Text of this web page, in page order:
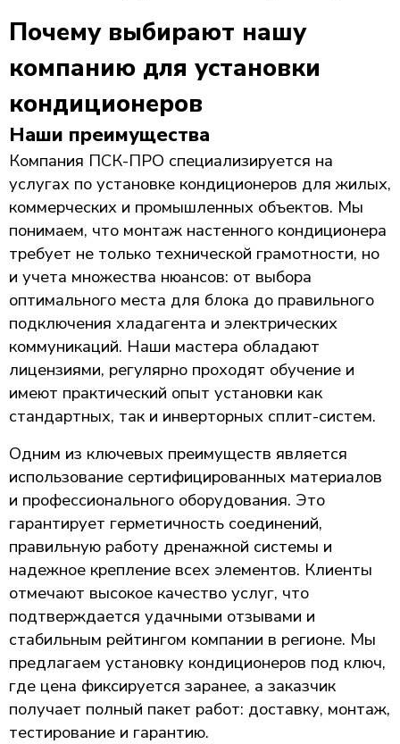
Почему выбирают нашу
компанию для установки
кондиционеров
Наши преимущества
Компания ПСК-ПРО специализируется на
услугах по установке кондиционеров для жилых,
коммерческих и промышленных объектов. Мы
понимаем, что монтаж настенного кондиционера
требует не только технической грамотности, но
и учета множества нюансов: от выбора
оптимального места для блока до правильного
подключения хладагента и электрических
коммуникаций. Наши мастера обладают
лицензиями, регулярно проходят обучение и
имеют практический опыт установки как
стандартных, так и инверторных сплит-систем.
Одним из ключевых преимуществ является
использование сертифицированных материалов
и профессионального оборудования. Это
гарантирует герметичность соединений,
правильную работу дренажной системы и
надежное крепление всех элементов. Клиенты
отмечают высокое качество услуг, что
подтверждается удачными отзывами и
стабильным рейтингом компании в регионе. Мы
предлагаем установку кондиционеров под ключ,
где цена фиксируется заранее, а заказчик
получает полный пакет работ: доставку, монтаж,
тестирование и гарантию.